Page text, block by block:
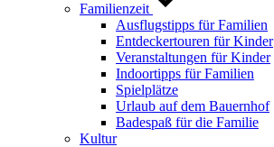
Familienzeit
Ausflugstipps für Familien
Entdeckertouren für Kinder
Veranstaltungen für Kinder
Indoortipps für Familien
Spielplätze
Urlaub auf dem Bauernhof
Badespaß für die Familie
Kultur